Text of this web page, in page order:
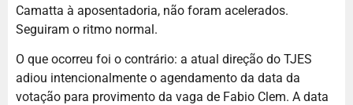
Camatta à aposentadoria, não foram acelerados.
Seguiram o ritmo normal.
O que ocorreu foi o contrário: a atual direção do TJES
adiou intencionalmente o agendamento da data da
votação para provimento da vaga de Fabio Clem. A data